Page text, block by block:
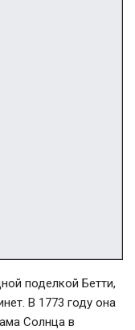
поделкой Бетти,
В 1773 году она
Солнца в